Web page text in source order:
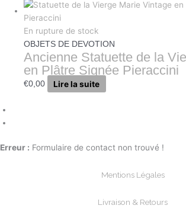
En rupture de stock
OBJETS DE DEVOTION
Ancienne Statuette de la
en Plâtre Signée Pieraccini
€0,00 Lire la suite
Erreur : Formulaire de contact non trouvé !
Mentions Légales
Livraison & Retours